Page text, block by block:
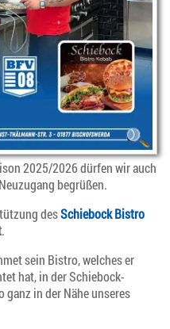
2025/2026 dürfen wir auch
begrüßen.
desSchiebock Bistro
.
sein Bistro, welches er
hat, in der Schiebock-
ganz in der Nähe unseres